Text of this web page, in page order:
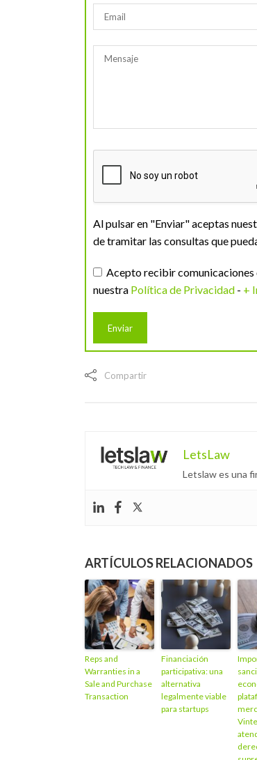
Al pulsar en "Enviar" aceptas
de tramitar las consultas que
Acepto recibir comunicaciones
nuestra Política de Privacidad - +
Compartir
LetsLaw
Letslaw es una
ARTÍCULOS RELACIONADOS
Reps and
Warranties in a
Sale and Purchase
Transaction
Financiación
participativa: una
alternativa
legalmente viable
para startups